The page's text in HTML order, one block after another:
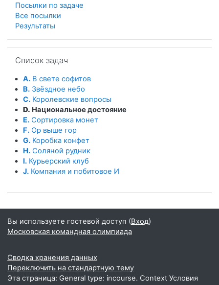
Посылки по задаче
Все посылки
Результаты
Список задач
A. В свете софитов
B. Звёздное небо
C. Королевские вопросы
D. Национальное достояние
E. Сортировка монет
F. Ор выше гор
G. Коробка конфет
H. Соляной рудник
I. Курьерский клуб
J. Компания и побитовое И
Вы используете гостевой доступ (Вход)
Московская командная олимпиада
Сводка хранения данных
Переключить на стандартную тему
Эта страница: General type: incourse. Context Условия